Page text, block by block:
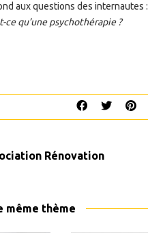
aux questions des internautes :
ce qu’une psychothérapie ?
Rénovation
même thème